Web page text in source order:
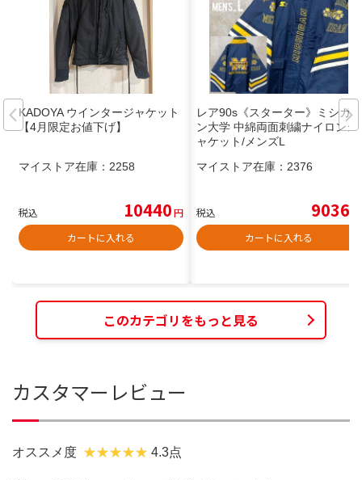
KADOYA ウインタージャケット
【4月限定お値下げ】
マイストア在庫： 2258
税込 10440円
カートに入れる
レア90s《スターター》ミシガ
ン大学 中綿両面刺繍ナイロンジ
ャケット/メンズL
マイストア在庫： 2376
税込 9036
カートに入れる
このカテゴリをもっと見る
カスタマーレビュー
オススメ度 4.3点